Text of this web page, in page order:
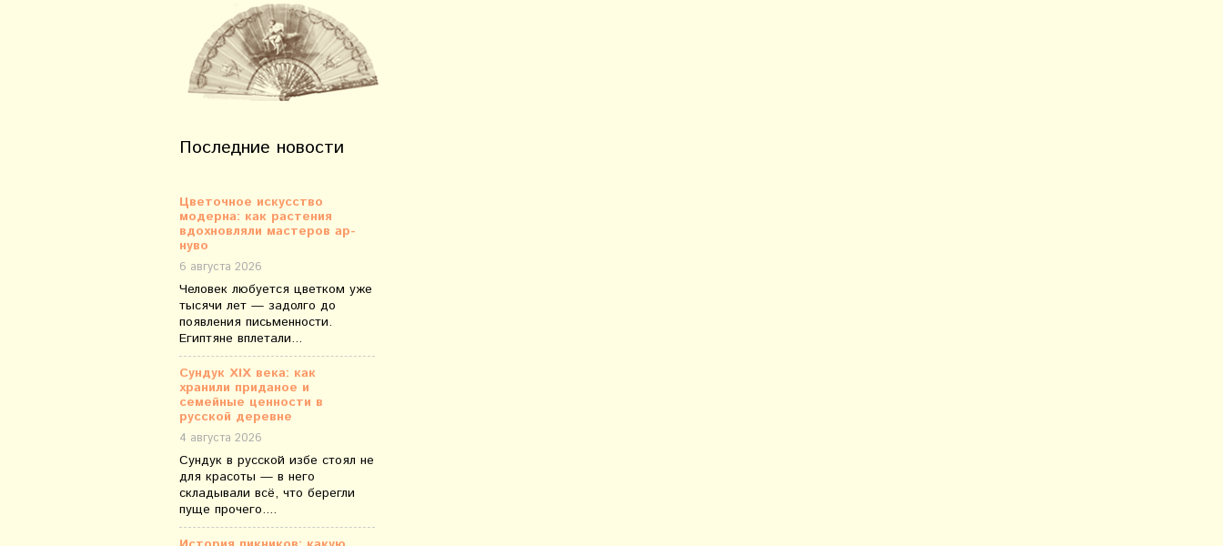
Последние новости
Цветочное искусство
модерна: как растения
вдохновляли мастеров ар-
нуво
6 августа 2026
Человек любуется цветком уже
тысячи лет — задолго до
появления письменности.
Египтяне вплетали...
Сундук XIX века: как
хранили приданое и
семейные ценности в
русской деревне
4 августа 2026
Сундук в русской избе стоял не
для красоты — в него
складывали всё, что берегли
пуще прочего....